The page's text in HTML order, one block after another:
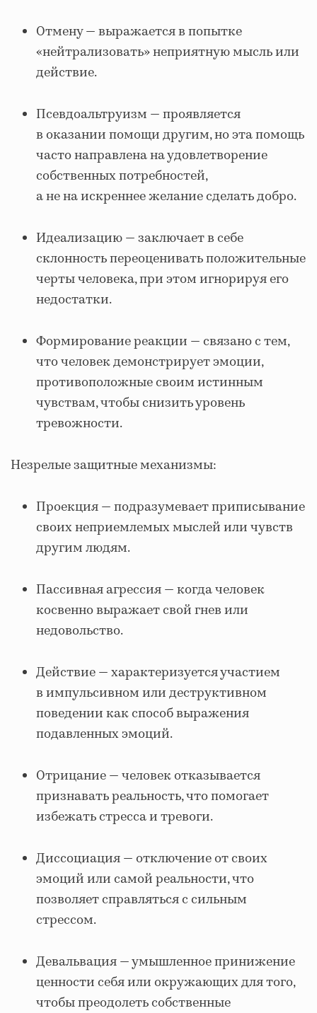
Отмену — выражается в попытке
«нейтрализовать» неприятную мысль или
действие.
Псевдоальтруизм — проявляется
в оказании помощи другим, но эта помощь
часто направлена на удовлетворение
собственных потребностей,
а не на искреннее желание сделать добро.
Идеализацию — заключает в себе
склонность переоценивать положительные
черты человека, при этом игнорируя его
недостатки.
Формирование реакции — связано с тем,
что человек демонстрирует эмоции,
противоположные своим истинным
чувствам, чтобы снизить уровень
тревожности.
Незрелые защитные механизмы:
Проекция — подразумевает приписывание
своих неприемлемых мыслей или чувств
другим людям.
Пассивная агрессия — когда человек
косвенно выражает свой гнев или
недовольство.
Действие — характеризуется участием
в импульсивном или деструктивном
поведении как способ выражения
подавленных эмоций.
Отрицание — человек отказывается
признавать реальность, что помогает
избежать стресса и тревоги.
Диссоциация — отключение от своих
эмоций или самой реальности, что
позволяет справляться с сильным
стрессом.
Девальвация — умышленное принижение
ценности себя или окружающих для того,
чтобы преодолеть собственные